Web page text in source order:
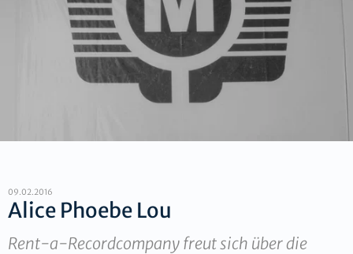
09.02.2016
Alice Phoebe Lou
Rent-a-Recordcompany freut sich über die